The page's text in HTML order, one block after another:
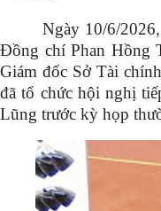
Ngày 10/6/
Đồng chí Phan Hồng
Giám đốc Sở Tài
đã tổ chức hội nghị
Lũng trước kỳ họp